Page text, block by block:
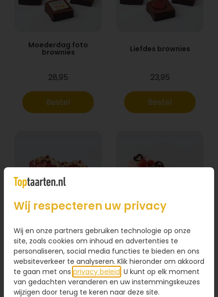
Moederdag foto
brownies
28,95
Bestel
Liefdes brownies
23,95
Bestel
Red Velvet hart
31,95
Bestel
Liefdes aardbei-
chocoladeslof
27,95
Bestel
Wij respecteren uw privacy
Wij en onze partners gebruiken technologie op onze
site, zoals cookies om inhoud en advertenties te
personaliseren, social media functies te bieden en ons
websiteverkeer te analyseren. Klik hieronder om akkoord
te gaan met ons privacy beleid . U kunt op elk moment
van gedachten veranderen en uw instemmingskeuzes
wijzigen door terug te keren naar deze site.